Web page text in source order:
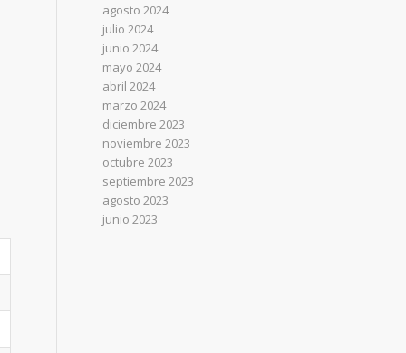
agosto 2024
julio 2024
junio 2024
mayo 2024
abril 2024
marzo 2024
diciembre 2023
noviembre 2023
octubre 2023
septiembre 2023
agosto 2023
junio 2023